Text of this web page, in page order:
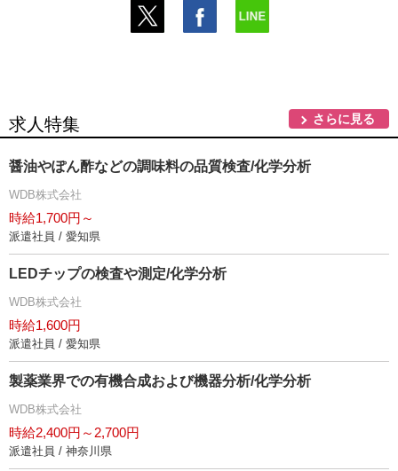
求人特集 さらに見る
醤油やぽん酢などの調味料の品質検査/化学分析
WDB株式会社
時給1,700円～
派遣社員 / 愛知県
LEDチップの検査や測定/化学分析
WDB株式会社
時給1,600円
派遣社員 / 愛知県
製薬業界での有機合成および機器分析/化学分析
WDB株式会社
時給2,400円～2,700円
派遣社員 / 神奈川県